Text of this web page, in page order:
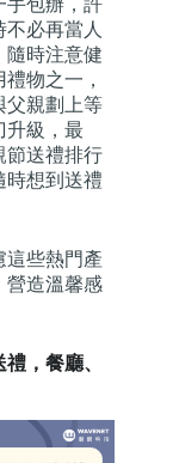
必再當人
隨時注意健
物之一，
父親劃上等
升級，最
節送禮排行
時想到送禮
這些熱門產
營造溫馨感
，餐廳、